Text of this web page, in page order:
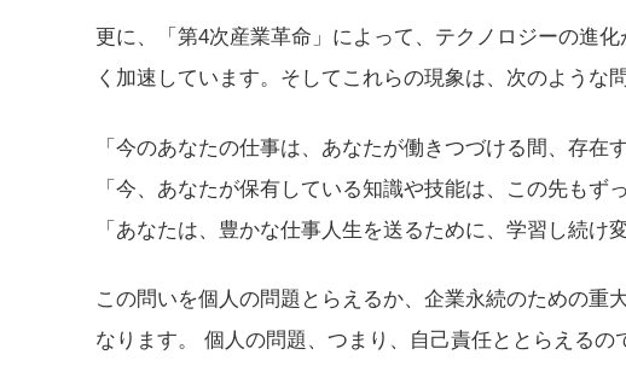
更に、「第4次産業革命」によって、テクノロジーの進
く加速しています。そしてこれらの現象は、次のような
「今のあなたの仕事は、あなたが働きつづける間、存在
「今、あなたが保有している知識や技能は、この先もず
「あなたは、豊かな仕事人生を送るために、学習し続け
この問いを個人の問題とらえるか、企業永続のための重
なります。 個人の問題、つまり、自己責任ととらえる